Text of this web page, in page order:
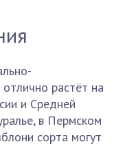
растёт на
и Средней
в Пермском
сорта могут